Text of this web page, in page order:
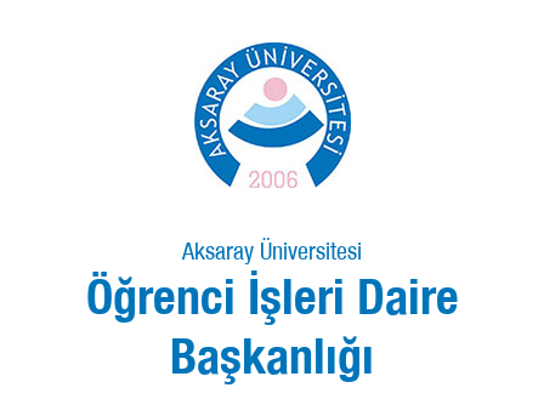
Aksaray Üniversitesi
Öğrenci İşleri Daire
Başkanlığı